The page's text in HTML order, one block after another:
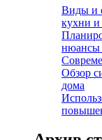
Виды и
кухни и
нюансы
Обзор
дома